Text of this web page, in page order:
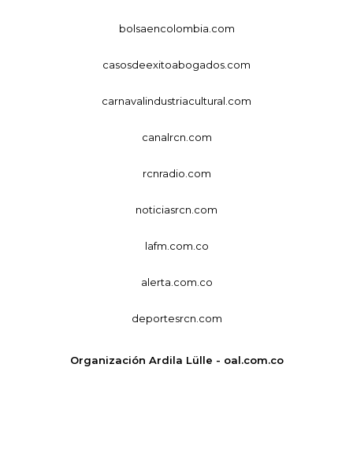
bolsaencolombia.com
casosdeexitoabogados.com
carnavalindustriacultural.com
canalrcn.com
rcnradio.com
noticiasrcn.com
lafm.com.co
alerta.com.co
deportesrcn.com
Organización Ardila Lülle - oal.com.co